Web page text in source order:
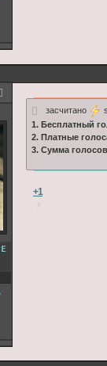
засчитано
1. Бесплатный
2. Платные
3. Сумма
+1